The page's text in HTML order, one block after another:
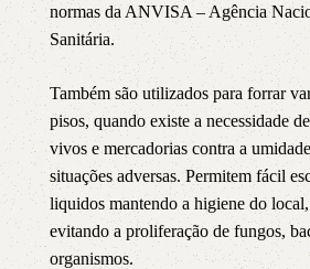
normas da ANVISA – Agência
Sanitária.
Também são utilizados para forrar
pisos, quando existe a necessidade
vivos e mercadorias contra a
situações adversas. Permitem fácil
liquidos mantendo a higiene do
evitando a proliferação de fungos,
organismos.